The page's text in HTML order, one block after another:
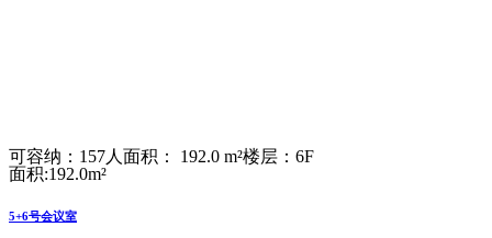
可容纳：157人面积： 192.0 m²楼层：6F
面积:192.0m²
5+6号会议室